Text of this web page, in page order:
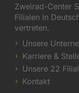
Zweirad-Center
Filialen in
vertreten.
Unsere
Karriere &
Unsere 22
Kontakt